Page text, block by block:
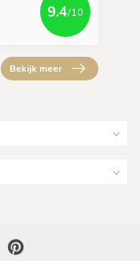
9.4/10
Bekijk meer